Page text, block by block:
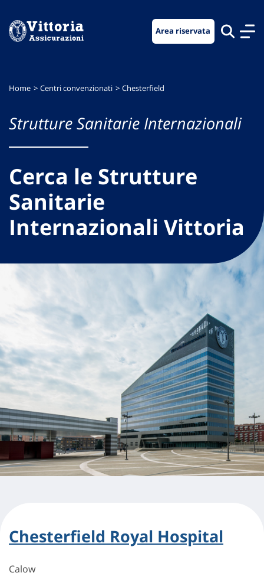
menu
contenuto
footer
Area riservata
Home Centri convenzionati Chesterfield
Strutture Sanitarie Internazionali
Cerca le Strutture
Sanitarie
Internazionali Vittoria
Chesterfield Royal Hospital
Calow